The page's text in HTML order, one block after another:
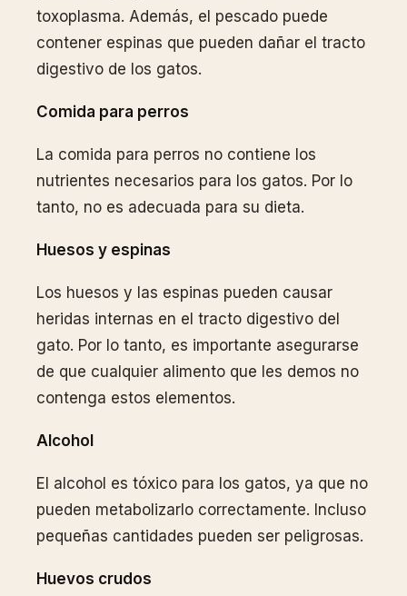
toxoplasma. Además, el pescado puede
contener espinas que pueden dañar el tracto
digestivo de los gatos.
Comida para perros
La comida para perros no contiene los
nutrientes necesarios para los gatos. Por lo
tanto, no es adecuada para su dieta.
Huesos y espinas
Los huesos y las espinas pueden causar
heridas internas en el tracto digestivo del
gato. Por lo tanto, es importante asegurarse
de que cualquier alimento que les demos no
contenga estos elementos.
Alcohol
El alcohol es tóxico para los gatos, ya que no
pueden metabolizarlo correctamente. Incluso
pequeñas cantidades pueden ser peligrosas.
Huevos crudos